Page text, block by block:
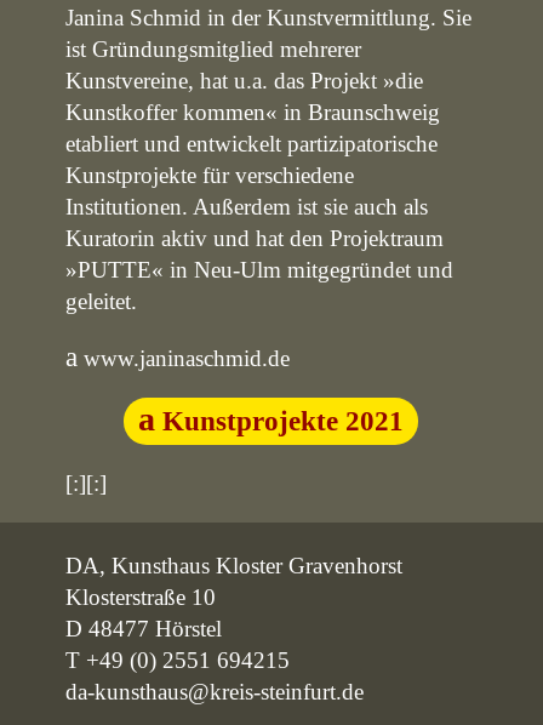
Janina Schmid in der Kunstvermittlung. Sie
ist Gründungsmitglied mehrerer
Kunstvereine, hat u.a. das Projekt »die
Kunstkoffer kommen« in Braunschweig
etabliert und entwickelt partizipatorische
Kunstprojekte für verschiedene
Institutionen. Außerdem ist sie auch als
Kuratorin aktiv und hat den Projektraum
»PUTTE« in Neu-Ulm mitgegründet und
geleitet.
www.janinaschmid.de
Kunstprojekte 2021
[:][:]
DA, Kunsthaus Kloster Gravenhorst
Klosterstraße 10
D 48477 Hörstel
T +49 (0) 2551 694215
da-kunsthaus@kreis-steinfurt.de